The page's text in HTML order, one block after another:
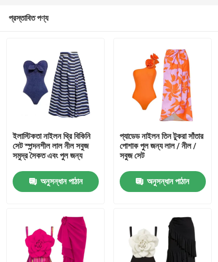
পণ্য
ভিডিও
প্রস্তাবিত পণ্য
ইলাস্টিকতা নাইলন থ্রি বিকিনি
সেট স্পন্দনশীল লাল নীল সবুজ
সমুদ্র সৈকত এবং পুল জন্য
অনুসন্ধান পাঠান
প্যাডেড নাইলন তিন টুকরা সাঁতার
পোশাক পুল জন্য লাল / নীল /
সবুজ সেট
অনুসন্ধান পাঠান